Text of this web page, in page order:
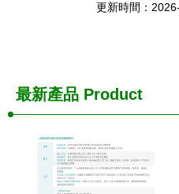
更新時間：
最新產品 Product